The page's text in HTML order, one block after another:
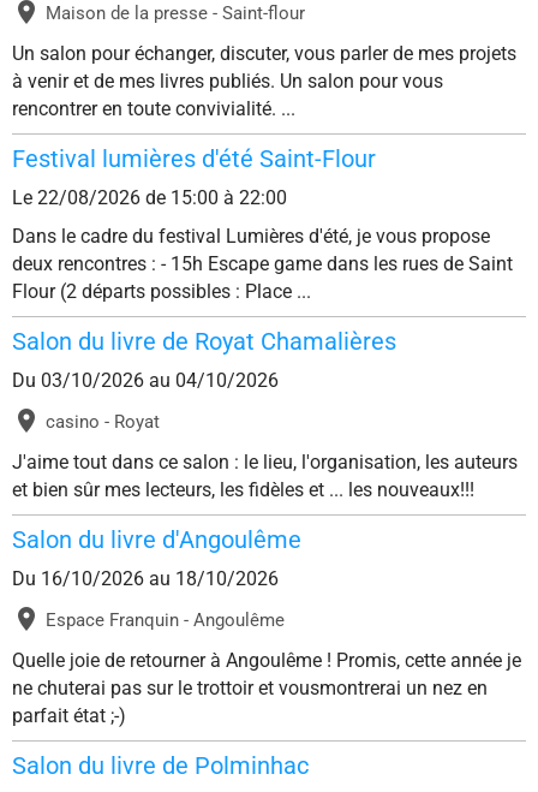
Maison de la presse - Saint-flour
Un salon pour échanger, discuter, vous parler de mes projets
à venir et de mes livres publiés. Un salon pour vous
rencontrer en toute convivialité. ...
Festival lumières d'été Saint-Flour
Le 22/08/2026 de 15:00 à 22:00
Dans le cadre du festival Lumières d'été, je vous propose
deux rencontres : - 15h Escape game dans les rues de Saint
Flour (2 départs possibles : Place ...
Salon du livre de Royat Chamalières
Du 03/10/2026 au 04/10/2026
casino - Royat
J'aime tout dans ce salon : le lieu, l'organisation, les auteurs
et bien sûr mes lecteurs, les fidèles et ... les nouveaux!!!
Salon du livre d'Angoulême
Du 16/10/2026 au 18/10/2026
Espace Franquin - Angoulême
Quelle joie de retourner à Angoulême ! Promis, cette année je
ne chuterai pas sur le trottoir et vousmontrerai un nez en
parfait état ;-)
Salon du livre de Polminhac